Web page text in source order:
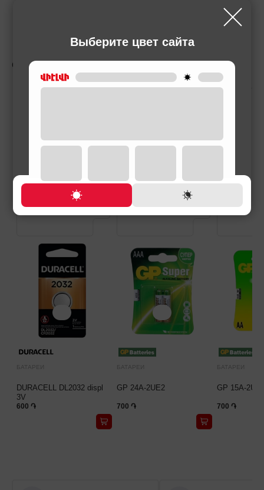
Выберите цвет сайта
СОПУТСТВУЮЩИЕ ТОВАРЫ
БАТАРЕИ
DURACELL DL2032 displ
3V
600 ֏
БАТАРЕИ
GP 24A-2UE2
700 ֏
БАТАРЕИ
GP 15A-
700 ֏